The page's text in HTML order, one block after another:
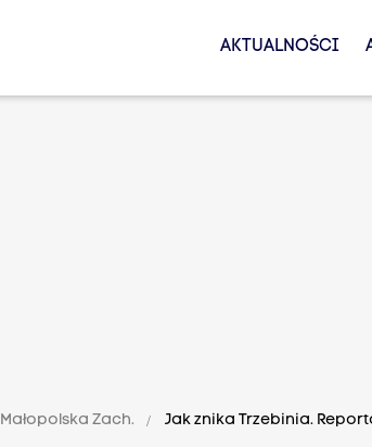
AKTUALNOŚCI
Małopolska Zach. Jak znika Trzebinia.